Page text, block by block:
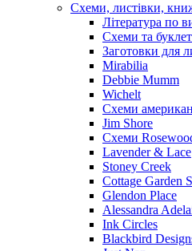
Схеми, листівки,
Література по
Схеми та
Заготовки для
Mirabilia
Debbie Mumm
Wichelt
Схеми
Jim Shore
Cхеми
Lavender & Lace
Stoney Creek
Cottage Garden
Glendon Place
Alessandra
Ink Circles
Blackbird